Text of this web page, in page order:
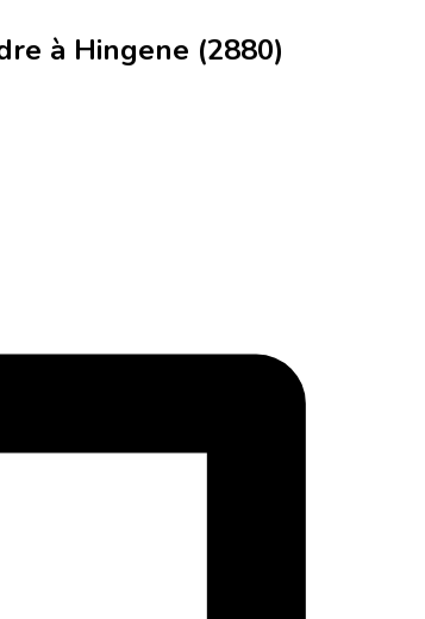
à Hingene (2880)